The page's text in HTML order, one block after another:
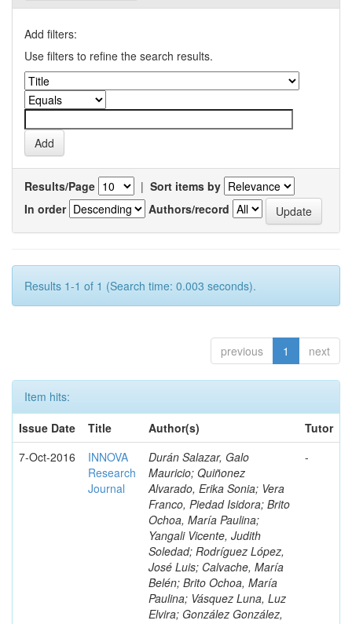
Add filters:
Use filters to refine the search results.
Results/Page | Sort items by
In order
Authors/record
Results 1-1 of 1 (Search time: 0.003 seconds).
previous 1 next
Item hits:
Issue Date
Title Author(s)
Tutor
7-Oct-2016
INNOVA
Research
Journal
Durán Salazar, Galo
Mauricio; Quiñonez
Alvarado, Erika Sonia; Vera
Franco, Piedad Isidora; Brito
Ochoa, María Paulina;
Yangali Vicente, Judith
Soledad; Rodríguez López,
José Luis; Calvache, María
Belén; Brito Ochoa, María
Paulina; Vásquez Luna, Luz
Elvira; González González,
-